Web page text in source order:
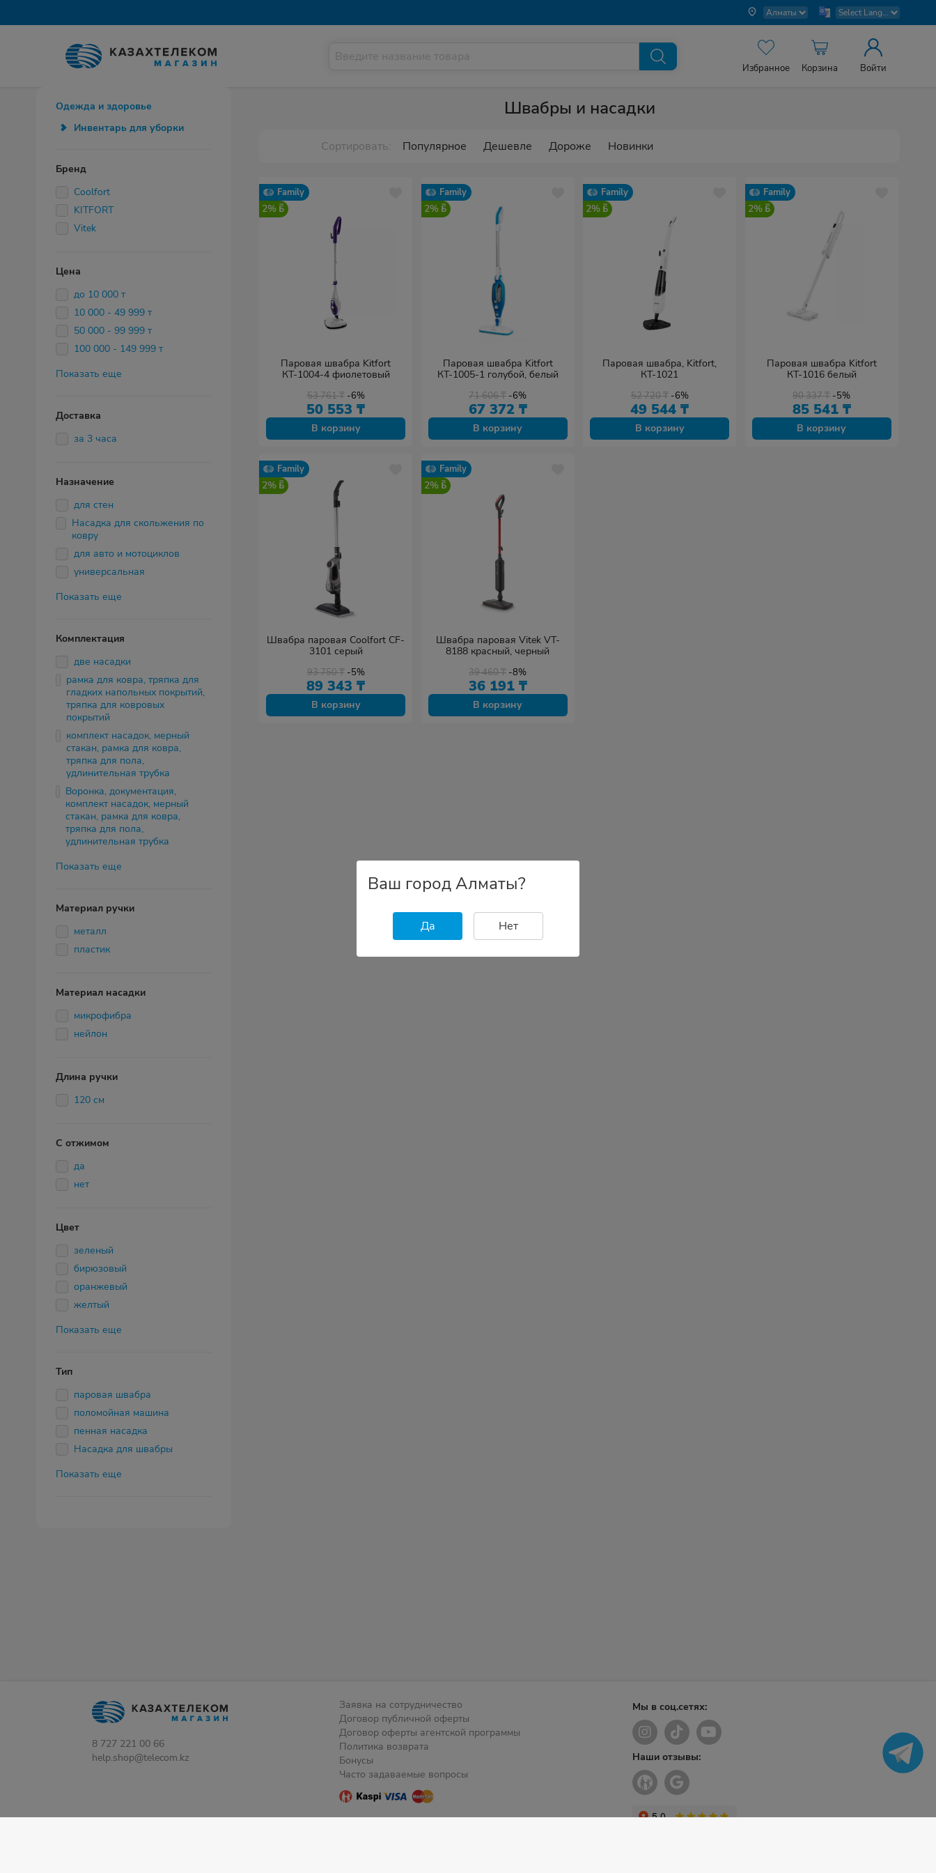
Избранное Корзина Войти
Одежда и здоровье
Инвентарь для уборки
Бренд
Coolfort
KITFORT
Vitek
Цена
до 10 000 т
10 000 - 49 999 т
50 000 - 99 999 т
100 000 - 149 999 т
Показать еще
Доставка
за 3 часа
Назначение
для стен
Насадка для скольжения по
ковру
для авто и мотоциклов
универсальная
Показать еще
Комплектация
две насадки
рамка для ковра, тряпка для
гладких напольных покрытий,
тряпка для ковровых
покрытий
комплект насадок, мерный
стакан, рамка для ковра,
тряпка для пола,
удлинительная трубка
Воронка, документация,
комплект насадок, мерный
стакан, рамка для ковра,
тряпка для пола,
удлинительная трубка
Показать еще
Материал ручки
металл
пластик
Материал насадки
микрофибра
нейлон
Длина ручки
120 см
С отжимом
да
нет
Цвет
зеленый
бирюзовый
оранжевый
желтый
Показать еще
Тип
паровая швабра
поломойная машина
пенная насадка
Насадка для швабры
Показать еще
Швабры и насадки
Сортировать: Популярное Дешевле Дороже Новинки
Family
2%
Паровая швабра Kitfort
КТ-1004-4 фиолетовый
53 761₸ -6%
50 553 ₸
В корзину
Family
2%
Паровая швабра Kitfort
КТ-1005-1 голубой, белый
71 606₸ -6%
67 372 ₸
В корзину
Family
2%
Паровая швабра, Kitfort,
КТ-1021
52 720₸ -6%
49 544 ₸
В корзину
Family
2%
Паровая швабра Kitfort
КТ-1016 белый
90 337₸ -5%
85 541 ₸
В корзину
Family
2%
Швабра паровая Coolfort CF-
3101 серый
93 750₸ -5%
89 343 ₸
В корзину
Family
2%
Швабра паровая Vitek VT-
8188 красный, черный
39 460₸ -8%
36 191 ₸
В корзину
8 727 221 00 66
help.shop@telecom.kz
Заявка на сотрудничество
Договор публичной оферты
Договор оферты агентской программы
Политика возврата
Бонусы
Часто задаваемые вопросы
Мы в соц.сетях:
Наши отзывы:
Ваш город Алматы?
Да Нет